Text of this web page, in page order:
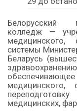
Белорусский
колледж —
медицинского,
системы
Беларусь
обеспечивающее
медицинского,
медицинских,